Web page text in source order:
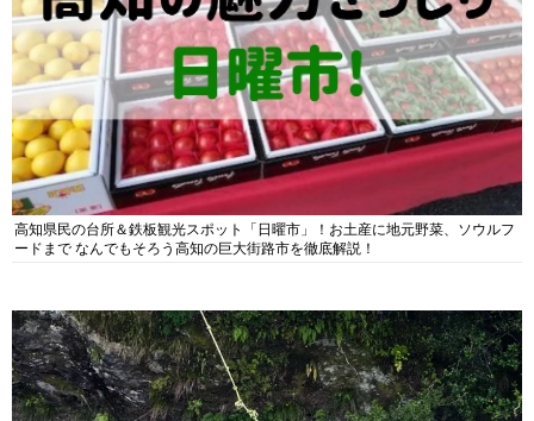
高知県民の台所＆鉄板観光スポット「日曜市」！お土産に地元野菜、ソウルフ
ードまで なんでもそろう高知の巨大街路市を徹底解説！